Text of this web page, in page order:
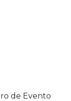
de Evento